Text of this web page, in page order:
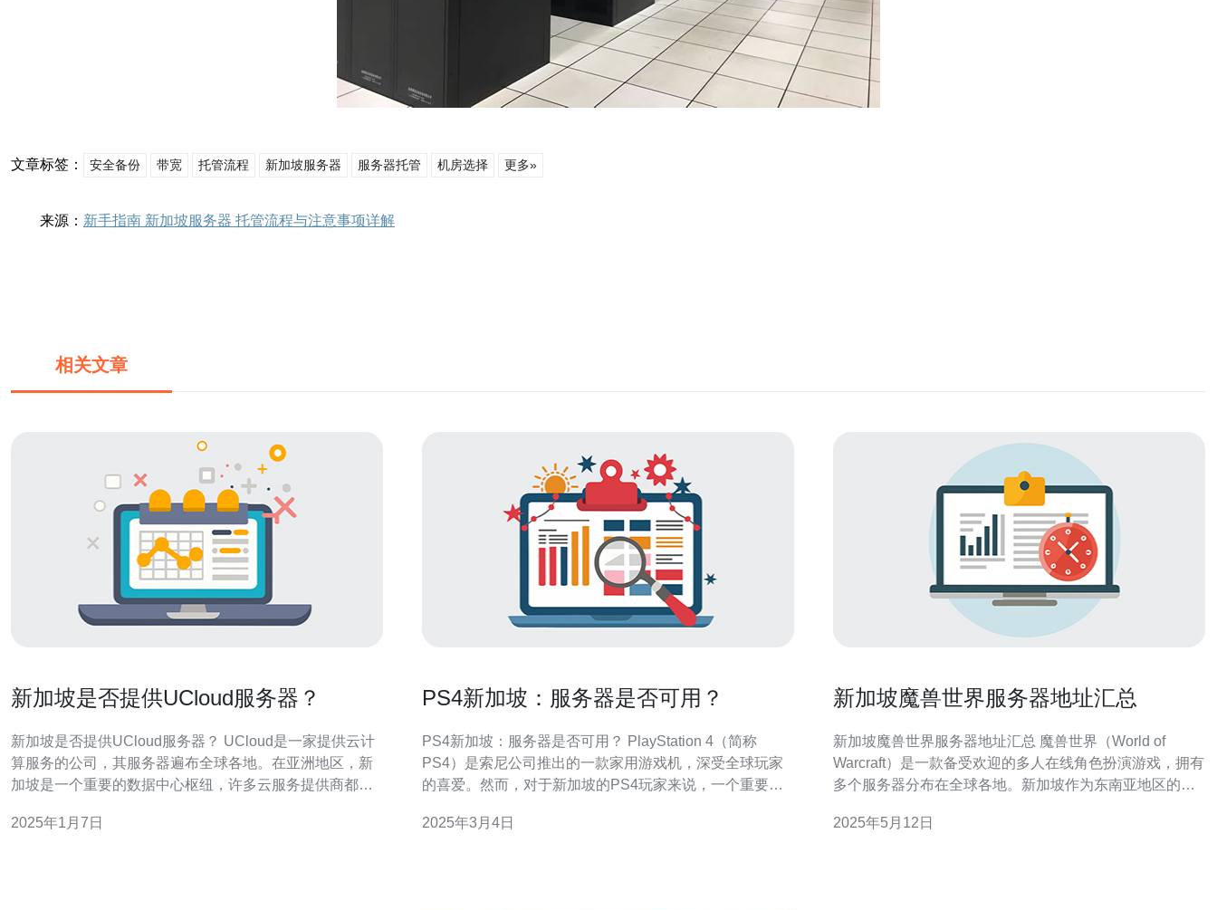
文章标签： 安全备份 带宽 托管流程 新加坡服务器 服务器托管 机房选择 更多»
来源： 新手指南 新加坡服务器 托管流程与注意事项详解
相关文章
新加坡是否提供UCloud服务器？
新加坡是否提供UCloud服务器？ UCloud是一家提供云计
算服务的公司，其服务器遍布全球各地。在亚洲地区，新
加坡是一个重要的数据中心枢纽，许多云服务提供商都在
2025年1月7日
PS4新加坡：服务器是否可用？
PS4新加坡：服务器是否可用？ PlayStation 4（简称
PS4）是索尼公司推出的一款家用游戏机，深受全球玩家
的喜爱。然而，对于新加坡的PS4玩家来说，一个重要问
器情况。 对于游戏机玩家来说，服务器的可用性是非常重
2025年3月4日
新加坡魔兽世界服务器地址汇总
新加坡魔兽世界服务器地址汇总 魔兽世界（World of
Warcraft）是一款备受欢迎的多人在线角色扮演游戏，拥有
多个服务器分布在全球各地。新加坡作为东南亚地区的重
提供更稳定和低延迟的游戏体验。 以下是新加坡魔兽世界
2025年5月12日